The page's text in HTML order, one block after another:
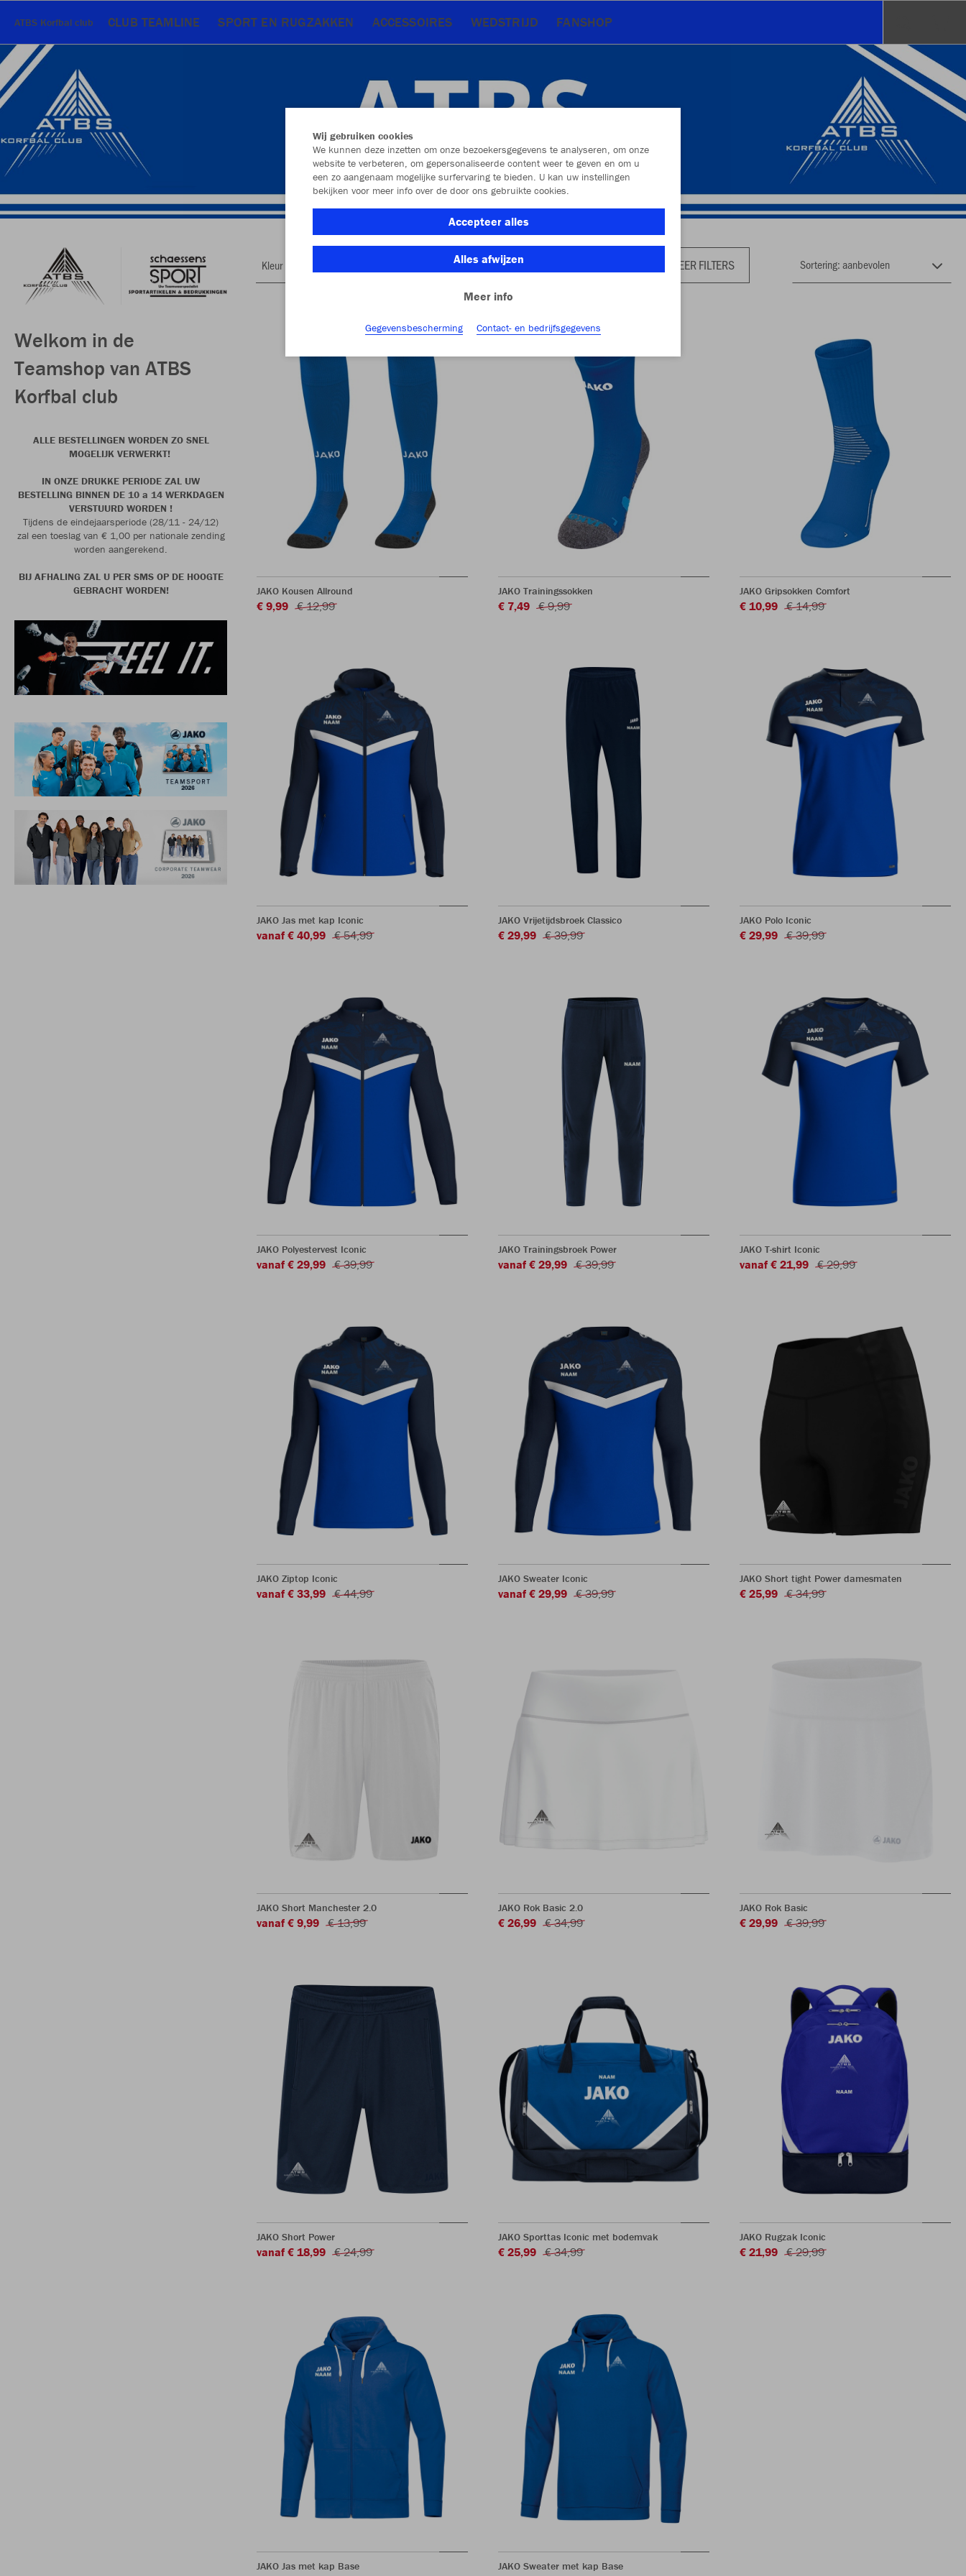
ATBS Korfbal club CLUB TEAMLINE SPORT EN RUGZAKKEN ACCESSOIRES WEDSTRIJD FANSHOP
Welkom in de
Teamshop van ATBS
Korfbal club
ALLE BESTELLINGEN WORDEN ZO SNEL
MOGELIJK VERWERKT!
IN ONZE DRUKKE PERIODE ZAL UW
BESTELLING BINNEN DE 10 a 14 WERKDAGEN
VERSTUURD WORDEN !
Tijdens de eindejaarsperiode (28/11 - 24/12)
zal een toeslag van € 1,00 per nationale zending
worden aangerekend.
BIJ AFHALING ZAL U PER SMS OP DE HOOGTE
GEBRACHT WORDEN!
Kleur Kledingstuk MEER FILTERS
JAKO Kousen Allround
€ 9,99 € 12,99
JAKO Trainingssokken
€ 7,49 € 9,99
JAKO Gripsokken Comfort
€ 10,99 € 14,99
JAKO Jas met kap Iconic
vanaf € 40,99 € 54,99
JAKO Vrijetijdsbroek Classico
€ 29,99 € 39,99
JAKO Polo Iconic
€ 29,99 € 39,99
JAKO Polyestervest Iconic
vanaf € 29,99 € 39,99
JAKO Trainingsbroek Power
vanaf € 29,99 € 39,99
JAKO T-shirt Iconic
vanaf € 21,99 € 29,99
JAKO Ziptop Iconic
vanaf € 33,99 € 44,99
JAKO Sweater Iconic
vanaf € 29,99 € 39,99
JAKO Short tight Power damesmaten
€ 25,99 € 34,99
JAKO Short Manchester 2.0
vanaf € 9,99 € 13,99
JAKO Rok Basic 2.0
€ 26,99 € 34,99
JAKO Rok Basic
€ 29,99 € 39,99
JAKO Short Power
vanaf € 18,99 € 24,99
JAKO Sporttas Iconic met bodemvak
€ 25,99 € 34,99
JAKO Rugzak Iconic
€ 21,99 € 29,99
JAKO Jas met kap Base JAKO Sweater met kap Base
Wij gebruiken cookies
We kunnen deze inzetten om onze bezoekersgegevens te analyseren, om onze
website te verbeteren, om gepersonaliseerde content weer te geven en om u
een zo aangenaam mogelijke surfervaring te bieden. U kan uw instellingen
bekijken voor meer info over de door ons gebruikte cookies.
Accepteer alles
Alles afwijzen
Meer info
Gegevensbescherming Contact- en bedrijfsgegevens